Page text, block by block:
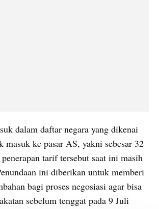
dalam daftar negara yang dikenai
ke pasar AS, yakni sebesar 32
tarif tersebut saat ini masih
ini diberikan untuk memberi
bagi proses negosiasi agar bisa
sebelum tenggat pada 9 Juli